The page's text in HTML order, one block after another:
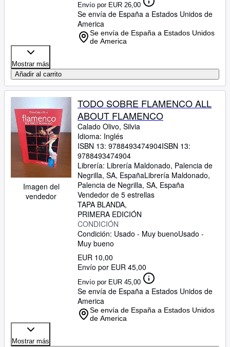
Envío por EUR 26,00
Se envía de España a Estados Unidos de
America
Se envía de España a Estados Unidos
de America
Mostrar más
Añadir al carrito
Imagen del
vendedor
TODO SOBRE FLAMENCO ALL
ABOUT FLAMENCO
Calado Olivo, Silvia
Idioma: Inglés
ISBN 13: 9788493474904ISBN 13:
9788493474904
Librería: Librería Maldonado, Palencia de
Negrilla, SA, EspañaLibrería Maldonado,
Palencia de Negrilla, SA, España
Vendedor de 5 estrellas
TAPA BLANDA
PRIMERA EDICIÓN
CONDICIÓN
Condición: Usado - Muy buenoUsado -
Muy bueno
EUR 10,00
Envío por EUR 45,00
Envío por EUR 45,00
Se envía de España a Estados Unidos de
America
Se envía de España a Estados Unidos
de America
Mostrar más